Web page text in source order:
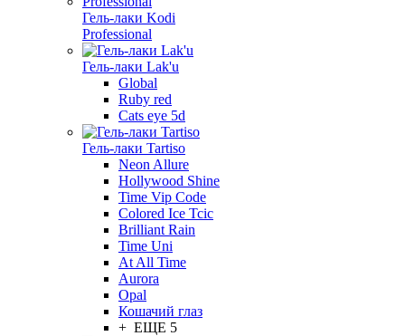
Гель-лаки Kodi
Professional
Гель-лаки Lak'u
Global
Ruby red
Cats eye 5d
Гель-лаки Tartiso
Neon Allure
Hollywood Shine
Time Vip Code
Colored Ice Tcic
Brilliant Rain
Time Uni
At All Time
Aurora
Opal
Кошачий глаз
+ ЕЩЕ 5